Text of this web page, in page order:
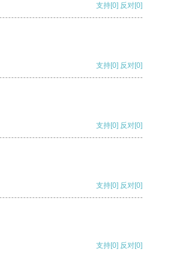
支持[0] 反对[0]
支持[0] 反对[0]
支持[0] 反对[0]
支持[0] 反对[0]
支持[0] 反对[0]